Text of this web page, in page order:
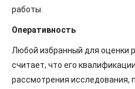
работы.
Оперативность
Любой избранный для оценки
считает, что его
рассмотрения исследования,